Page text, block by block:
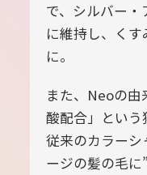
で、シルバー
に維持し、く
に。
また、Neoの
酸配合」という
従来のカラーシ
ージの髪の毛に